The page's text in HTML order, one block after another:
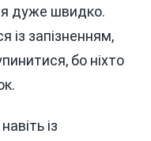
дуже швидко.
із запізненням,
бо ніхто
із